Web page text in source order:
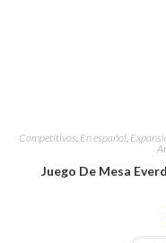
Competitivos, En español,
Juego De Mesa